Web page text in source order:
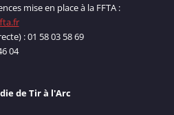
mise en place à la FFTA :
: 01 58 03 58 69
04
de Tir à l'Arc